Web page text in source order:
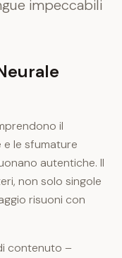
impeccabili
il
le sfumature
autentiche. Il
non solo singole
risuoni con
contenuto –